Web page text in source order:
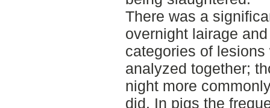
There was a
overnight lairage
categories of
analyzed together;
night more
did. In pigs the